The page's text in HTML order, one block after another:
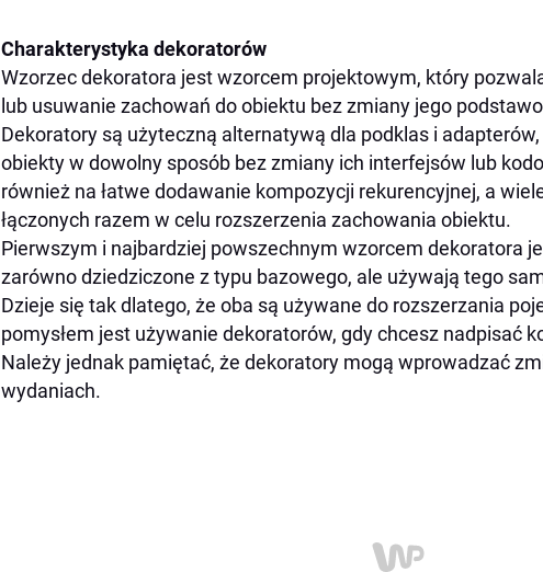
Charakterystyka dekoratorów
Wzorzec dekoratora jest wzorcem projektowym, który
lub usuwanie zachowań do obiektu bez zmiany jego
Dekoratory są użyteczną alternatywą dla podklas i
obiekty w dowolny sposób bez zmiany ich interfejsów lub
również na łatwe dodawanie kompozycji rekurencyjnej, a
łączonych razem w celu rozszerzenia zachowania obiektu.
Pierwszym i najbardziej powszechnym wzorcem dekoratora
zarówno dziedziczone z typu bazowego, ale używają tego
Dzieje się tak dlatego, że oba są używane do rozszerzania
pomysłem jest używanie dekoratorów, gdy chcesz nadpisać
Należy jednak pamiętać, że dekoratory mogą wprowadzać
wydaniach.